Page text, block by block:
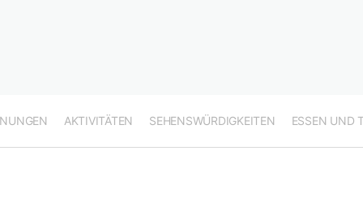
AKTIVITÄTEN SEHENSWÜRDIGKEITEN ESSEN UND